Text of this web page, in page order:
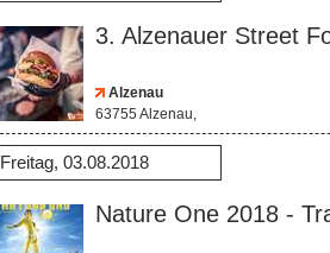
3. Alzenauer Street
Alzenau
63755 Alzenau,
Freitag, 03.08.2018
Nature One 2018 -